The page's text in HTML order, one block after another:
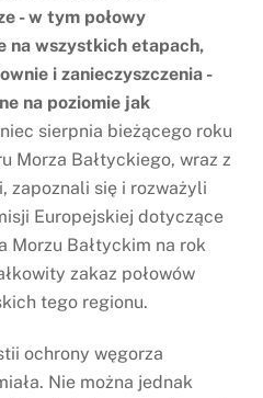
- w tym połowy
na wszystkich etapach,
i zanieczyszczenia -
na poziomie jak
sierpnia bieżącego roku
Morza Bałtyckiego, wraz z
zapoznali się i rozważyli
Europejskiej dotyczące
Morzu Bałtyckim na rok
zakaz połowów
tego regionu.
ochrony węgorza
Nie można jednak